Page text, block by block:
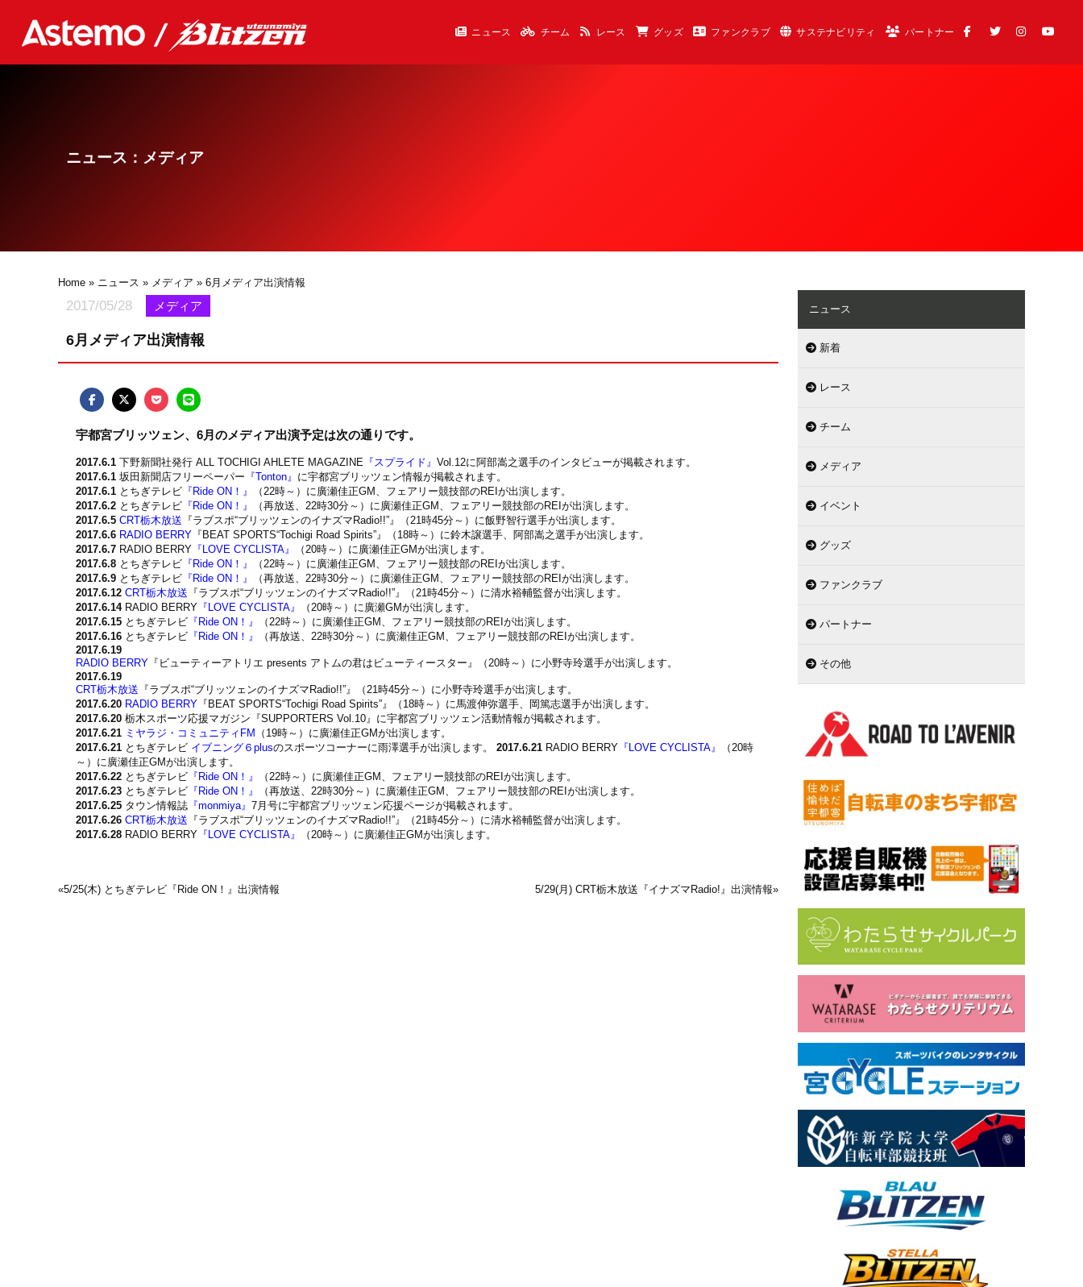
ニュース チーム レース グッズ ファンクラブ サステナビリティ パートナー
ニュース：メディア
Home » ニュース » メディア » 6月メディア出演情報
2017/05/28 メディア
6月メディア出演情報
宇都宮ブリッツェン、6月のメディア出演予定は次の通りです。
2017.6.1 下野新聞社発行 ALL TOCHIGI AHLETE MAGAZINE 『スプライド』Vol.12に阿部嵩之選手のインタビューが掲載されます。
2017.6.1 坂田新聞店フリーペーパー 『Tonton』 に宇都宮ブリッツェン情報が掲載されます。
2017.6.1 とちぎテレビ 『Ride ON！』
（22時～）に廣瀬佳正GM、フェアリー競技部のREIが出演します。
2017.6.2 とちぎテレビ 『Ride ON！』
（再放送、22時30分～）に廣瀬佳正GM、フェアリー競技部のREIが出演します。
2017.6.5 CRT栃木放送 『ラブスポ“ブリッツェンのイナズマRadio!!”』（21時45分～）に飯野智行選手が出演します。
2017.6.6 RADIO BERRY 『BEAT SPORTS“Tochigi Road Spirits”』（18時～）に鈴木譲選手、阿部嵩之選手が出演します。
2017.6.7 RADIO BERRY 『LOVE CYCLISTA』
（20時～）に廣瀬佳正GMが出演します。
2017.6.8 とちぎテレビ 『Ride ON！』
（22時～）に廣瀬佳正GM、フェアリー競技部のREIが出演します。
2017.6.9 とちぎテレビ 『Ride ON！』
（再放送、22時30分～）に廣瀬佳正GM、フェアリー競技部のREIが出演します。
2017.6.12 CRT栃木放送 『ラブスポ“ブリッツェンのイナズマRadio!!”』（21時45分～）に清水裕輔監督が出演します。
2017.6.14RADIO BERRY 『LOVE CYCLISTA』
（20時～）に廣瀬GMが出演します。
2017.6.15 とちぎテレビ 『Ride ON！』
（22時～）に廣瀬佳正GM、フェアリー競技部のREIが出演します。
2017.6.16 とちぎテレビ 『Ride ON！』
（再放送、22時30分～）に廣瀬佳正GM、フェアリー競技部のREIが出演します。
2017.6.19
RADIO BERRY 『 ビューティーアトリエ presents アトムの君はビューティースター』（20時～）に小野寺玲選手が出演します。
2017.6.19
CRT栃木放送 『ラブスポ“ブリッツェンのイナズマRadio!!”』（21時45分～）に小野寺玲選手が出演します。
2017.6.20 RADIO BERRY 『BEAT SPORTS“Tochigi Road Spirits”』（18時～）に馬渡伸弥選手、岡篤志選手が出演します。
2017.6.20 栃木スポーツ応援マガジン『SUPPORTERS Vol.10』に宇都宮ブリッツェン活動情報が掲載されます。
2017.6.21 ミヤラジ・コミュニティFM
（19時～）に廣瀬佳正GMが出演します。
2017.6.21 とちぎテレビ イブニング６plusのスポーツコーナーに雨澤選手が出演します。2017.6.21 RADIO BERRY 『LOVE CYCLISTA』
（20時
～）に廣瀬佳正GMが出演します。
2017.6.22 とちぎテレビ 『Ride ON！』
（22時～）に廣瀬佳正GM、フェアリー競技部のREIが出演します。
2017.6.23 とちぎテレビ 『Ride ON！』
（再放送、22時30分～）に廣瀬佳正GM、フェアリー競技部のREIが出演します。
2017.6.25 タウン情報誌 『monmiya』7月号に宇都宮ブリッツェン応援ページが掲載されます。
2017.6.26 CRT栃木放送 『ラブスポ“ブリッツェンのイナズマRadio!!”』（21時45分～）に清水裕輔監督が出演します。
2017.6.28 RADIO BERRY 『LOVE CYCLISTA』 （20時～）に廣瀬佳正GMが出演します。
«5/25(木) とちぎテレビ『Ride ON！』出演情報 5/29(月) CRT栃木放送『イナズマRadio!』出演情報»
ニュース
新着
レース
チーム
メディア
イベント
グッズ
ファンクラブ
パートナー
その他